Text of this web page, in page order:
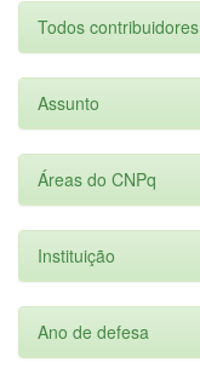
Todos contribuidores
Assunto
Áreas do CNPq
Instituição
Ano de defesa